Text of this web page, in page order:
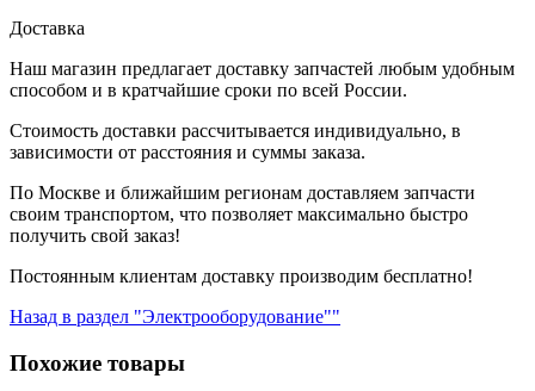
Доставка
Наш магазин предлагает доставку запчастей любым удобным
способом и в кратчайшие сроки по всей России.
Стоимость доставки рассчитывается индивидуально, в
зависимости от расстояния и суммы заказа.
По Москве и ближайшим регионам доставляем запчасти
своим транспортом, что позволяет максимально быстро
получить свой заказ!
Постоянным клиентам доставку производим бесплатно!
Назад в раздел "Электрооборудование""
Похожие товары